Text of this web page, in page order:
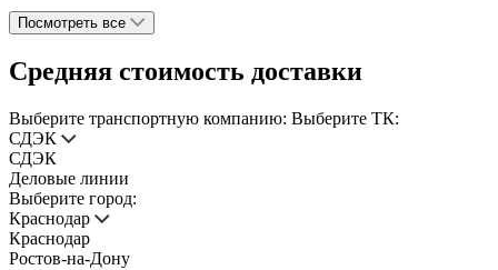
Посмотреть все
Средняя стоимость доставки
Выберите транспортную компанию: Выберите ТК:
СДЭК
СДЭК
Деловые линии
Выберите город:
Краснодар
Краснодар
Ростов-на-Дону